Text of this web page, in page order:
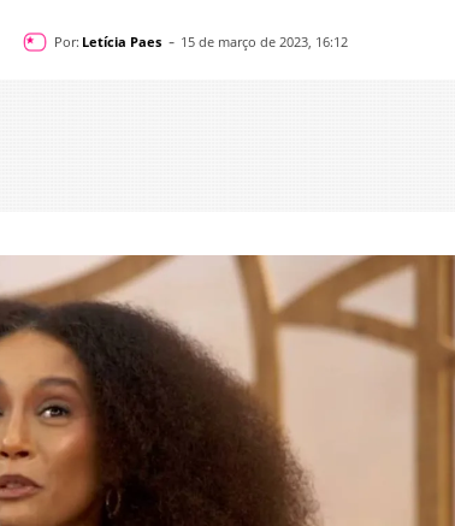
Por: Letícia Paes - 15 de março de 2023, 16:12